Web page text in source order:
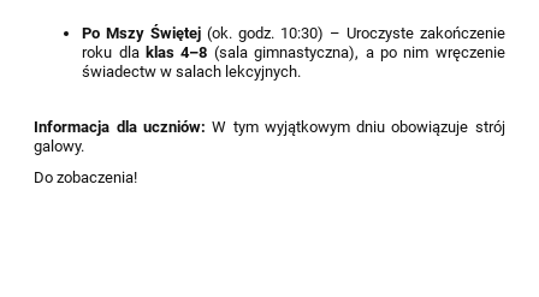
Po Mszy Świętej (ok. godz. 10:30) – Uroczyste zakończenie
roku dlaklas 4–8 (sala gimnastyczna), a po nim wręczenie
świadectw w salach lekcyjnych.
Informacja dla uczniów: W tym wyjątkowym dniu obowiązuje strój
galowy.
Do zobaczenia!